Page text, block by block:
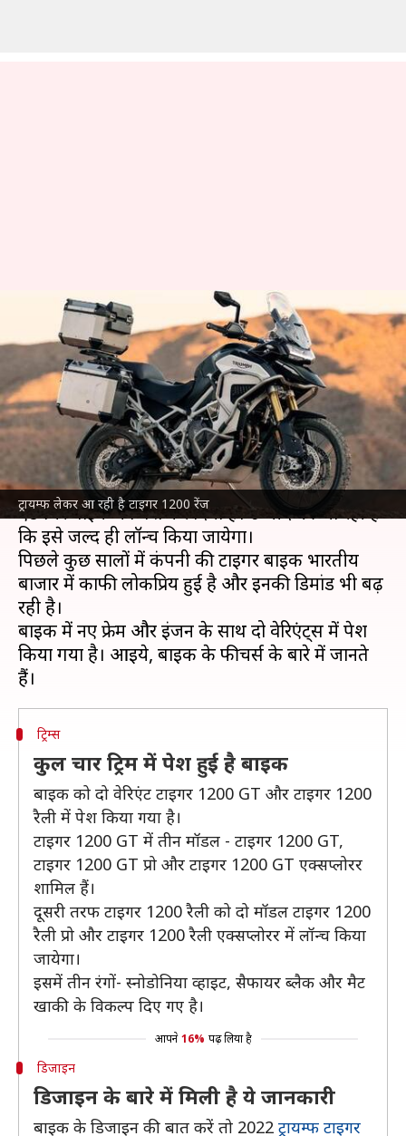
ट्रायम्फ लेकर आ रही है टाइगर 1200 रेंज
ट्रायम्फ लेकर आ रही है टाइगर 1200
रेंज, बेहतरीन फीचर्स के साथ जल्द
होगी लॉन्च
लेखन अविनाश Dec 08, 2021 05:30 pm
क्या है खबर?
ब्रिटिश कंपनीट्रायम्फने अपनी 2022 टाइगर 1200 रेंज की
एडवेंचर बाइक को पेश कर दिया है। उम्मीद की जा रही है
कि इसे जल्द ही लॉन्च किया जायेगा।
पिछले कुछ सालों में कंपनी की टाइगर बाइक भारतीय
बाजार में काफी लोकप्रिय हुई है और इनकी डिमांड भी बढ़
रही है।
बाइक में नए फ्रेम और इंजन के साथ दो वेरिएंट्स में पेश
किया गया है। आइये, बाइक के फीचर्स के बारे में जानते
ट्रिम्स
कुल चार ट्रिम में पेश हुई है बाइक
बाइक को दो वेरिएंट टाइगर 1200 GT और टाइगर 1200
रैली में पेश किया गया है।
टाइगर 1200 GT में तीन मॉडल - टाइगर 1200 GT,
टाइगर 1200 GT प्रो और टाइगर 1200 GT एक्सप्लोरर
शामिल हैं।
दूसरी तरफ टाइगर 1200 रैली को दो मॉडल टाइगर 1200
रैली प्रो और टाइगर 1200 रैली एक्सप्लोरर में लॉन्च किया
जायेगा।
इसमें तीन रंगों- स्नोडोनिया व्हाइट, सैफायर ब्लैक और मैट
खाकी के विकल्प दिए गए है।
आपने 16% पढ़ लिया है
डिजाइन
डिजाइन के बारे में मिली है ये जानकारी
बाइक के डिजाइन की बात करें तो 2022 ट्रायम्फ टाइगर